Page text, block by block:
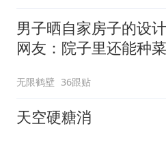
男子晒自家房子的设计
网友：院子里还能种
无限鹤壁 36跟贴
天空硬糖消